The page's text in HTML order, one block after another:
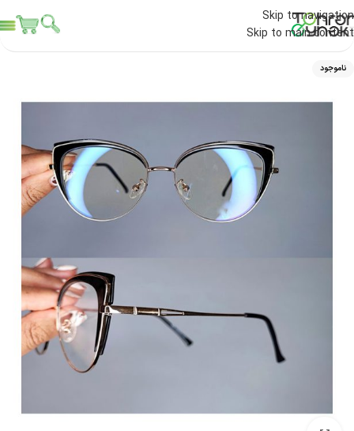
Skip to navigation
Skip to main content
ناموجود